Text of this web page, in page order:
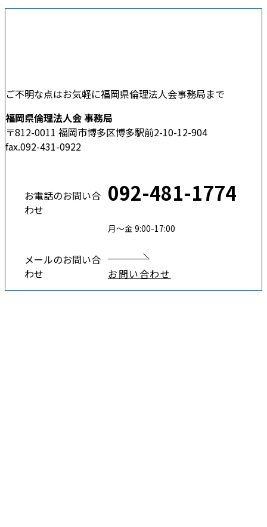
ご不明な点はお気軽に福岡県倫理法人会事務局まで
福岡県倫理法人会 事務局
〒812-0011 福岡市博多区博多駅前2-10-12-904
fax.092-431-0922
お電話のお問い合
わせ
092-481-1774
月〜金 9:00-17:00
メールのお問い合
わせ
お問い合わせ